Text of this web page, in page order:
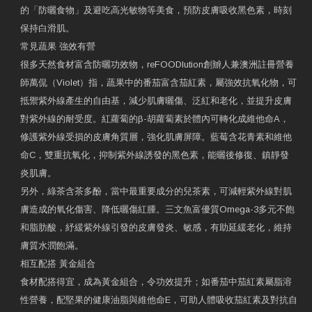
的「防曬食物」及避吃高光敏物等美食，預防皮膚吸收黑色素，時刻
保持白滑肌。
常見蔬果 強效有營
很多天然食材富含防曬功效物，reFOODlution創辧人兼澳洲註冊營養
師萬侃（Violet）指，蔬果中的番茄富含茄紅素，屬強效抗氧化物，可
抵禦紫外線產生的自由基，減少肌膚曬傷、泛紅和老化，並提升皮膚
對紫外線的耐受度。紅蘿蔔的β-胡蘿蔔素於體內可轉化成維他命A，
修護紫外線受損的皮膚角質層，強化肌膚屏障。藍莓含花青素和維他
命C，雙重抗氧化，抑制紫外線誘發的黑色素，能曬後修復、鎮靜發
炎肌膚。
另外，綠茶含茶多酚，當中最重要成分的兒茶素，可減輕紫外線對肌
膚造成的氧化傷害、降低曬傷紅腫。三文魚富優質Omega-3多元不飽
和脂肪酸，紓緩紫外線引發的皮膚發炎、敏感，有助延緩老化，維持
膚質水潤飽滿。
相互配搭 黃金組合
食材配搭得宜，成為黃金組合，令功效提升；如番茄中茄紅素屬脂溶
性營養，配堅果的健康油脂與維他命E，可助人體吸收茄紅素及對抗自